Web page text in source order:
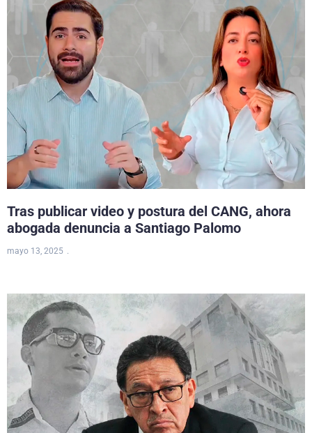
Tras publicar video y postura del CANG, ahora
abogada denuncia a Santiago Palomo
mayo 13, 2025